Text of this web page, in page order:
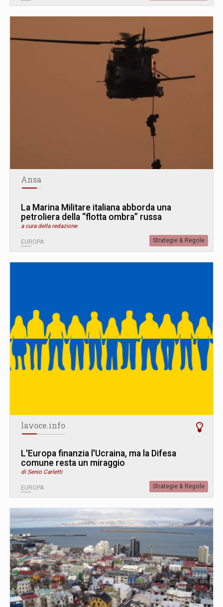
Ansa
La Marina Militare italiana abborda una
petroliera della “flotta ombra” russa
a cura della redazione
EUROPA Strategie & Regole
lavoce.info
L'Europa finanzia l'Ucraina, ma la Difesa
comune resta un miraggio
di Senio Carletti
EUROPA Strategie & Regole